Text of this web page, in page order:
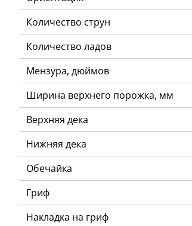
Количество струн
Количество ладов
Мензура, дюймов
Ширина верхнего порожка, мм
Верхняя дека
Нижняя дека
Обечайка
Гриф
Накладка на гриф